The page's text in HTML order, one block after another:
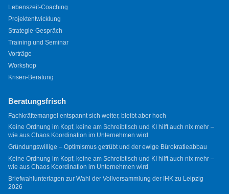
Lebenszeit-Coaching
Projektentwicklung
Strategie-Gespräch
Training und Seminar
Vorträge
Workshop
Krisen-Beratung
Beratungsfrisch
Fachkräftemangel entspannt sich weiter, bleibt aber hoch
Keine Ordnung im Kopf, keine am Schreibtisch und KI hilft auch nix mehr –
wie aus Chaos Koordination im Unternehmen wird
Gründungswillige – Optimismus getrübt und der ewige Bürokratieabbau
Keine Ordnung im Kopf, keine am Schreibtisch und KI hilft auch nix mehr –
wie aus Chaos Koordination im Unternehmen wird
Briefwahlunterlagen zur Wahl der Vollversammlung der IHK zu Leipzig
2026